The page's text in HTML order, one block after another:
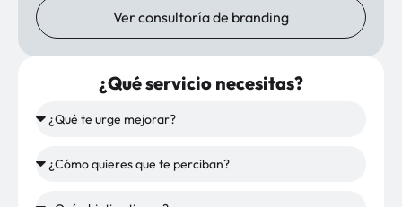
Ver consultoría de branding
¿Qué servicio necesitas?